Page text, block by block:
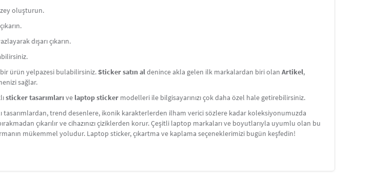
oluşturun.
dışarı çıkarın.
bir ürün yelpazesi bulabilirsiniz.Sticker satın aldenince akla gelen ilk markalardan biri olan Artikel,
sağlar.
sticker tasarımları ve laptop sticker modelleri ile bilgisayarınızı çok daha özel hale getirebilirsiniz.
tasarımlardan, trend desenlere, ikonik karakterlerden ilham verici sözlere kadar koleksiyonumuzda
çıkarılır ve cihazınızı çiziklerden korur. Çeşitli laptop markaları ve boyutlarıyla uyumlu olan bu
mükemmel yoludur. Laptop sticker, çıkartma ve kaplama seçeneklerimizi bugün keşfedin!